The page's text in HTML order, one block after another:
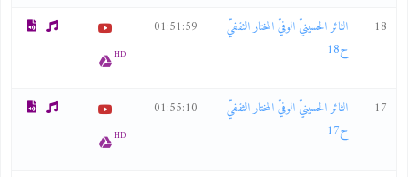
18
الثائر الحسينيّ الوفيّ المختار الثقفيّ
ح18
01:51:59
HD
17
الثائر الحسينيّ الوفيّ المختار الثقفيّ
ح17
01:55:10
HD